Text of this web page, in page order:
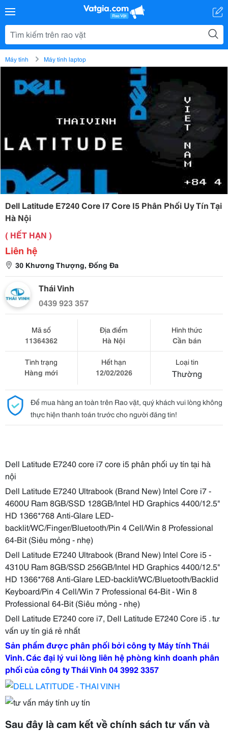
Máy tính Máy tính laptop
Dell Latitude E7240 Core I7 Core I5 Phân Phối Uy Tín Tại
Hà Nội
( HẾT HẠN )
Liên hệ
30 Khương Thượng, Đống Đa
Thái Vinh
0439 923 357
Mã số
11364362
Địa điểm
Hà Nội
Hình thức
Cần bán
Tình trạng
Hàng mới
Hết hạn
12/02/2026
Loại tin
Thường
Để mua hàng an toàn trên Rao vặt, quý khách vui lòng không
thực hiện thanh toán trước cho người đăng tin!
Dell Latitude E7240 core i7 core i5 phân phối uy tín tại hà
nội
Dell Latitude E7240 Ultrabook (Brand New) Intel Core i7 -
4600U Ram 8GB/SSD 128GB/Intel HD Graphics 4400/12.5"
HD 1366*768 Anti-Glare LED-
backlit/WC/Finger/Bluetooth/Pin 4 Cell/Win 8 Professional
64-Bit (Siêu mỏng - nhẹ)
Dell Latitude E7240 Ultrabook (Brand New) Intel Core i5 -
4310U Ram 8GB/SSD 256GB/Intel HD Graphics 4400/12.5"
HD 1366*768 Anti-Glare LED-backlit/WC/Bluetooth/Backlid
Keyboard/Pin 4 Cell/Win 7 Professional 64-Bit - Win 8
Professional 64-Bit (Siêu mỏng - nhẹ)
Dell Latitude E7240 core i7, Dell Latitude E7240 Core i5 . tư
vấn uy tín giá rẻ nhất
Sản phẩm được phân phối bởi công ty Máy tính Thái
Vinh. Các đại lý vui lòng liên hệ phòng kinh doanh phân
phối của công ty Thái Vinh 04 3992 3357
Sau đây là cam kết về chính sách tư vấn và